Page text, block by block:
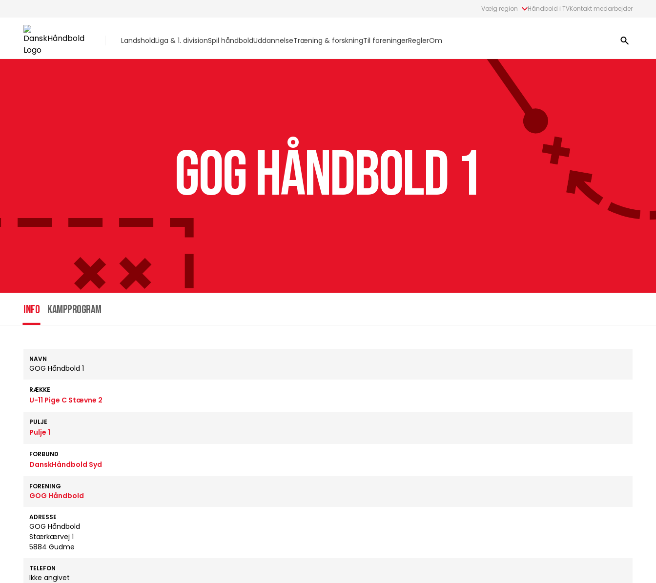
Vælg region Håndbold i TVKontakt medarbejder
LandsholdLiga & 1. divisionSpil håndboldUddannelseTræning & forskningTil foreningerReglerOm
GOG Håndbold 1
INFO Kampprogram
NAVN
GOG Håndbold 1
RÆKKE
U-11 Pige C Stævne 2
PULJE
Pulje 1
FORBUND
DanskHåndbold Syd
FORENING
GOG Håndbold
ADRESSE
GOG Håndbold
Stærkærvej 1
5884 Gudme
TELEFON
Ikke angivet